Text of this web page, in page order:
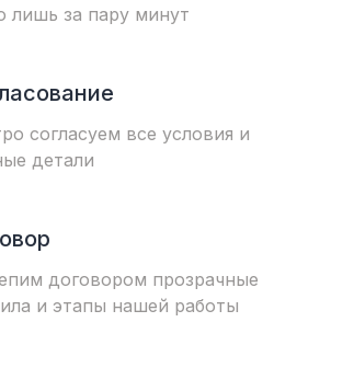
лишь за пару минут
согласуем все условия и
детали
договором прозрачные
и этапы нашей работы